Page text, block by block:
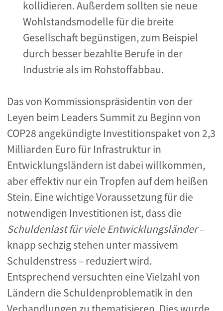
kollidieren. Außerdem sollten sie neue
Wohlstandsmodelle für die breite
Gesellschaft begünstigen, zum Beispiel
durch besser bezahlte Berufe in der
Industrie als im Rohstoffabbau.
Das von Kommissionspräsidentin von der
Leyen beim Leaders Summit zu Beginn von
COP28 angekündigte Investitionspaket von 2,3
Milliarden Euro für Infrastruktur in
Entwicklungsländern ist dabei willkommen,
aber effektiv nur ein Tropfen auf dem heißen
Stein. Eine wichtige Voraussetzung für die
notwendigen Investitionen ist, dass die
Schuldenlast für viele Entwicklungsländer–
knapp sechzig stehen unter massivem
Schuldenstress – reduziert wird.
Entsprechend versuchten eine Vielzahl von
Ländern die Schuldenproblematik in den